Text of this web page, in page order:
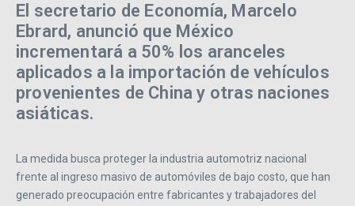
El secretario de Economía, Marcelo
Ebrard, anunció que México
incrementará a 50% los aranceles
aplicados a la importación de vehículos
provenientes de China y otras naciones
asiáticas.
La medida busca proteger la industria automotriz nacional
frente al ingreso masivo de automóviles de bajo costo, que han
generado preocupación entre fabricantes y trabajadores del